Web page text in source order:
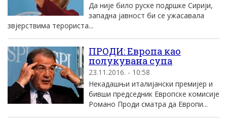
Да није било руске подршке Сирији,
западна јавност би се ужасавала
звјерствима терориста...
ПРОДИ: Европа као
полукувана супа
23.11.2016. - 10:58
Некадашњи италијански премијер и
бивши председник Европске комисије
Романо Проди сматра да Европи...